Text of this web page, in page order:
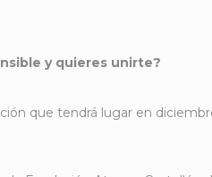
y quieres unirte?
que tendrá lugar en